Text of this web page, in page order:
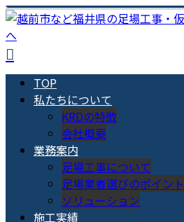
TOP
私たちについて
KRDの特徴
会社概要
業務案内
足場工事について
足場業者選びのポイント
ソリューション
施工実績